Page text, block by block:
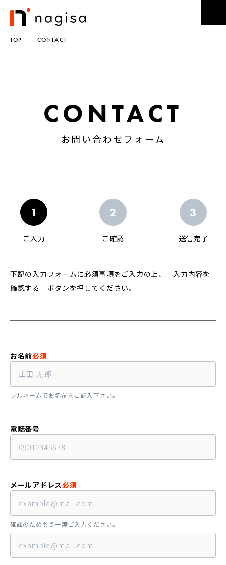
TOP CONTACT
CONTACT
お問い合わせフォーム
1
ご入力
2
ご確認
3
送信完了
下記の入力フォームに必須事項をご入力の上、「入力内容を
確認する」ボタンを押してください。
お名前必須
フルネームでお名前をご記入下さい。
電話番号
メールアドレス必須
確認のためもう一度ご入力ください。